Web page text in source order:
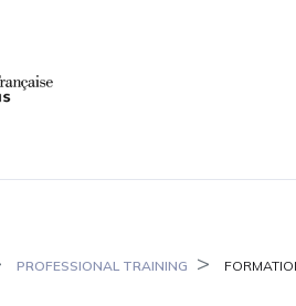
PROFESSIONAL TRAINING